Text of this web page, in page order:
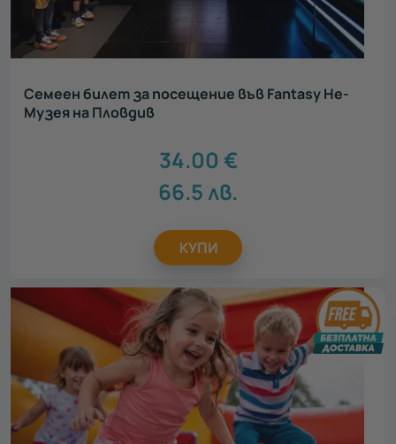
Семеен билет за посещение във Fantasy Не-
Музея на Пловдив
34.00 €
66.5лв.
КУПИ